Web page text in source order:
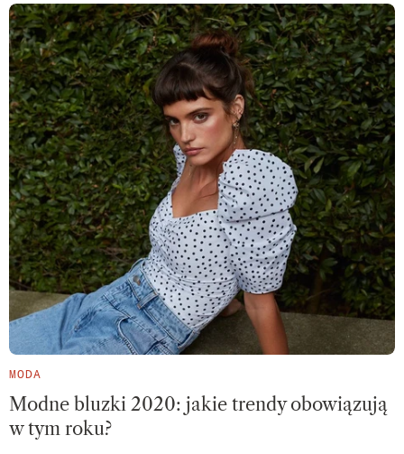
MODA
Modne bluzki 2020: jakie trendy obowiązują
w tym roku?